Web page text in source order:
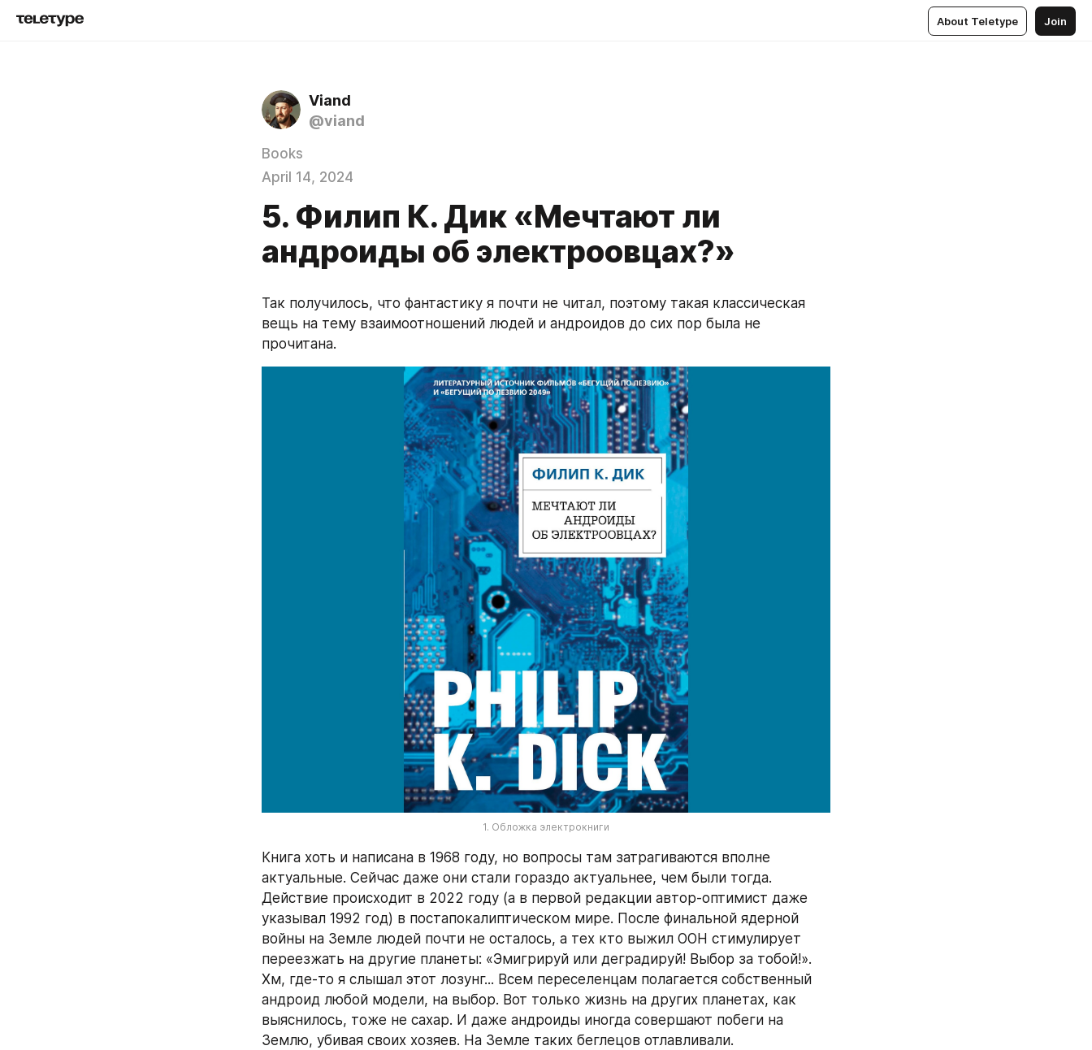
About Teletype Join
Viand
@viand
Books
April 14, 2024
5. Филип К. Дик «Мечтают ли
андроиды об электроовцах?»
Так получилось, что фантастику я почти не читал, поэтому такая классическая
вещь на тему взаимоотношений людей и андроидов до сих пор была не
прочитана.
1. Обложка электрокниги
Книга хоть и написана в 1968 году, но вопросы там затрагиваются вполне
актуальные. Сейчас даже они стали гораздо актуальнее, чем были тогда.
Действие происходит в 2022 году (а в первой редакции автор-оптимист даже
указывал 1992 год) в постапокалиптическом мире. После финальной ядерной
войны на Земле людей почти не осталось, а тех кто выжил ООН стимулирует
переезжать на другие планеты: «Эмигрируй или деградируй! Выбор за тобой!».
Хм, где-то я слышал этот лозунг... Всем переселенцам полагается собственный
андроид любой модели, на выбор. Вот только жизнь на других планетах, как
выяснилось, тоже не сахар. И даже андроиды иногда совершают побеги на
Землю, убивая своих хозяев. На Земле таких беглецов отлавливали.